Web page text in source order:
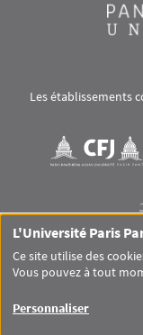
Les établissements
Visuel svg
RS
DONNÉES
L'Université Paris
Ce site utilise des
Vous pouvez à tout
Personnaliser